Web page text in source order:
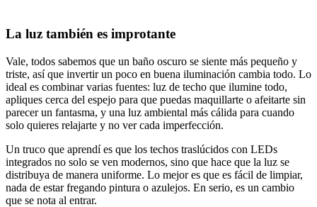
La luz también es improtante
Vale, todos sabemos que un baño oscuro se siente más pequeño y
triste, así que invertir un poco en buena iluminación cambia todo. Lo
ideal es combinar varias fuentes: luz de techo que ilumine todo,
apliques cerca del espejo para que puedas maquillarte o afeitarte sin
parecer un fantasma, y una luz ambiental más cálida para cuando
solo quieres relajarte y no ver cada imperfección.
Un truco que aprendí es que los techos traslúcidos con LEDs
integrados no solo se ven modernos, sino que hace que la luz se
distribuya de manera uniforme. Lo mejor es que es fácil de limpiar,
nada de estar fregando pintura o azulejos. En serio, es un cambio
que se nota al entrar.